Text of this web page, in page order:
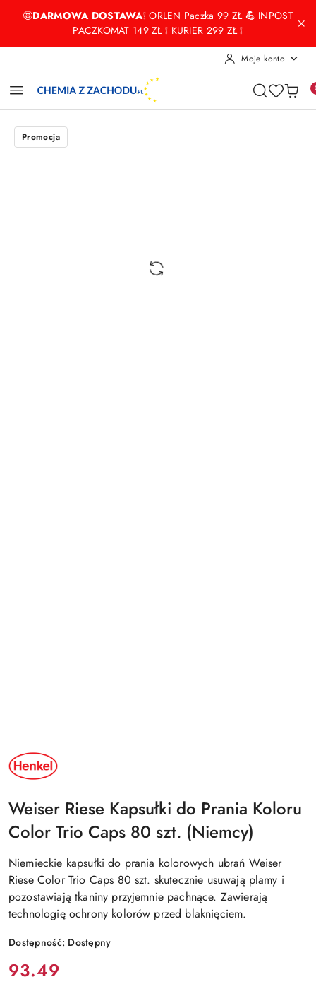
Przejdź do treści głównej
Przejdź do wyszukiwarki
Przejdź do moje konto
Przejdź do menu głównego
Przejdź do opisu produktu
Przejdź do stopki
🤩DARMOWA DOSTAWA❕ ORLEN Paczka 99 ZŁ💪 INPOST
PACZKOMAT 149 ZŁ ❕ KURIER 299 ZŁ ❕
Moje konto
Promocja
NAZWA
PRODUCENTA:
HENKEL
Weiser Riese Kapsułki do Prania Koloru
Color Trio Caps 80 szt. (Niemcy)
Niemieckie kapsułki do prania kolorowych ubrań Weiser
Riese Color Trio Caps 80 szt. skutecznie usuwają plamy i
pozostawiają tkaniny przyjemnie pachnące. Zawierają
technologię ochrony kolorów przed blaknięciem.
Dostępność: Dostępny
Cena:
93.49